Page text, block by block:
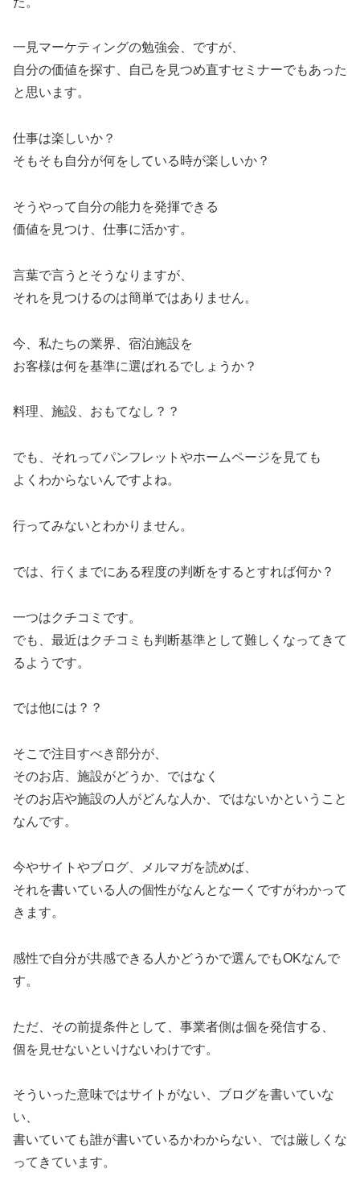
一見マーケティングの勉強会、ですが、
自分の価値を探す、自己を見つめ直すセミナーでもあった
と思います。
仕事は楽しいか？
そもそも自分が何をしている時が楽しいか？
そうやって自分の能力を発揮できる
価値を見つけ、仕事に活かす。
言葉で言うとそうなりますが、
それを見つけるのは簡単ではありません。
今、私たちの業界、宿泊施設を
お客様は何を基準に選ばれるでしょうか？
料理、施設、おもてなし？？
でも、それってパンフレットやホームページを見ても
よくわからないんですよね。
行ってみないとわかりません。
では、行くまでにある程度の判断をするとすれば何か？
一つはクチコミです。
でも、最近はクチコミも判断基準として難しくなってきて
るようです。
では他には？？
そこで注目すべき部分が、
そのお店、施設がどうか、ではなく
そのお店や施設の人がどんな人か、ではないかということ
なんです。
今やサイトやブログ、メルマガを読めば、
それを書いている人の個性がなんとなーくですがわかって
きます。
感性で自分が共感できる人かどうかで選んでもOKなんで
す。
ただ、その前提条件として、事業者側は個を発信する、
個を見せないといけないわけです。
そういった意味ではサイトがない、ブログを書いていな
い、
書いていても誰が書いているかわからない、では厳しくな
ってきています。